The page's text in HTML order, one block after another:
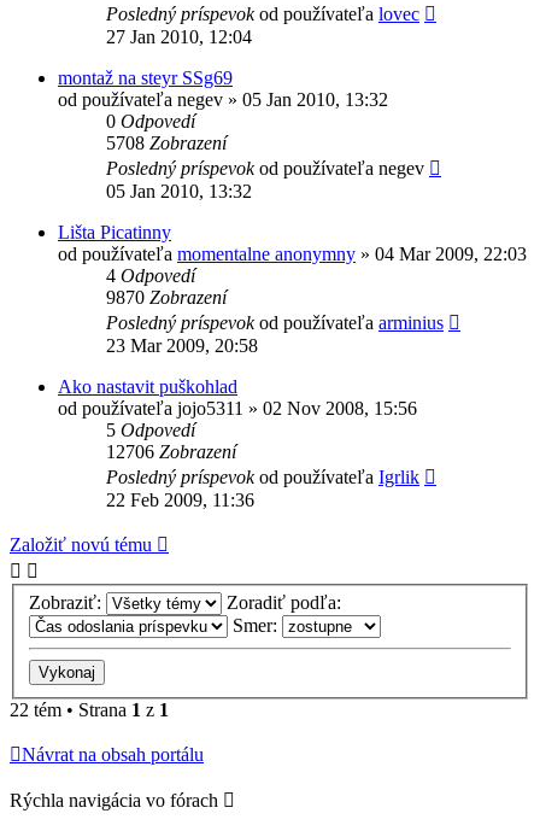
Posledný príspevokod používateľa lovec
27 Jan 2010, 12:04
montaž na steyr SSg69
od používateľa negev » 05 Jan 2010, 13:32
0 Odpovedí
5708 Zobrazení
Posledný príspevokod používateľa negev
05 Jan 2010, 13:32
Lišta Picatinny
od používateľa momentalne anonymny » 04 Mar 2009, 22:03
4 Odpovedí
9870 Zobrazení
Posledný príspevokod používateľa arminius
23 Mar 2009, 20:58
Ako nastavit puškohlad
od používateľa jojo5311 » 02 Nov 2008, 15:56
5 Odpovedí
12706 Zobrazení
Posledný príspevokod používateľa Igrlik
22 Feb 2009, 11:36
Založiť novú tému
Zobraziť:
Zoradiť podľa:
Smer:
22 tém • Strana 1 z 1
Návrat na obsah portálu
Rýchla navigácia vo fórach